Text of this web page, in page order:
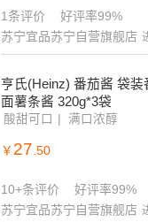
1条评价
好评率99%
苏宁宜品苏宁自营旗舰店
亨氏(Heinz) 番茄酱 袋装
面薯条酱 320g*3袋
酸甜可口 满口浓醇
￥ 27 .50
10+条评价
好评率99%
苏宁宜品苏宁自营旗舰店